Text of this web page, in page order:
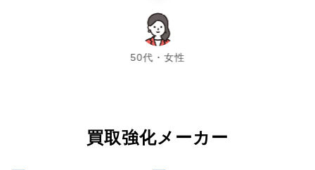
50代・女性
chevron_left chevron_right
買取強化メーカー